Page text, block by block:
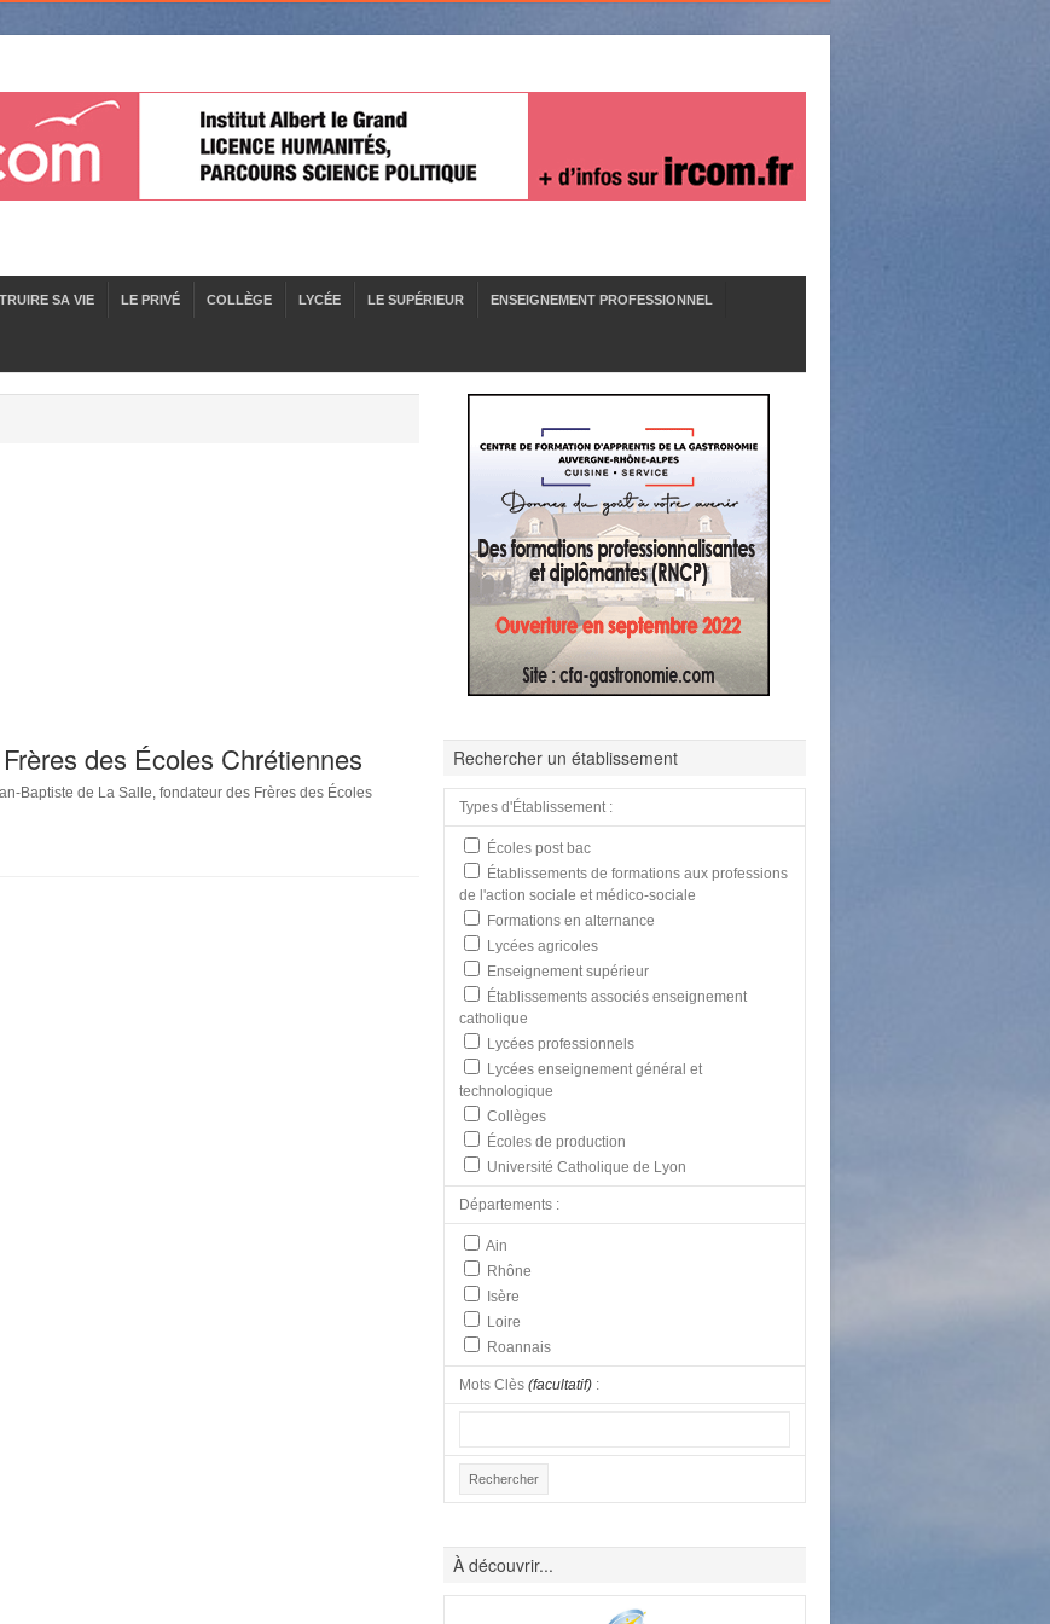
SA VIE LE PRIVÉ COLLÈGE LYCÉE LE SUPÉRIEUR ENSEIGNEMENT PROFESSIONNEL
des Écoles Chrétiennes
Baptiste de La Salle, fondateur des Frères des Écoles
Rechercher un établissement
Types d'Établissement :
Écoles post bac
Établissements de formations aux professions
de l'action sociale et médico-sociale
Formations en alternance
Lycées agricoles
Enseignement supérieur
Établissements associés enseignement
catholique
Lycées professionnels
Lycées enseignement général et
technologique
Collèges
Écoles de production
Université Catholique de Lyon
Départements :
Ain
Rhône
Isère
Loire
Roannais
Mots Clès(facultatif) :
À découvrir...